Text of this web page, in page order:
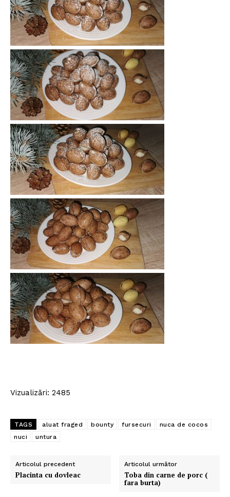
Vizualizări: 2485
TAGS aluat fraged bounty fursecuri
nuca de cocos
nuci
untura
Articolul precedent
Placinta cu dovleac
Articolul următor
Toba din carne de porc (
fara burta)